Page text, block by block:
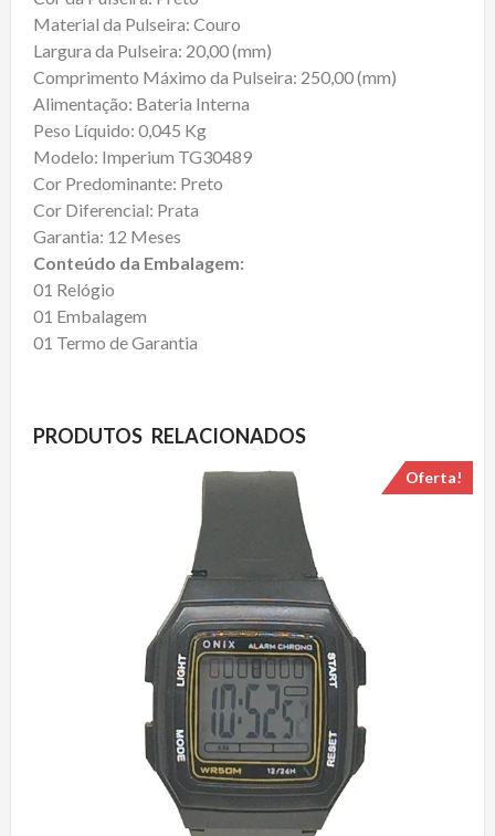
Material da Pulseira: Couro
Largura da Pulseira: 20,00 (mm)
Comprimento Máximo da Pulseira: 250,00 (mm)
Alimentação: Bateria Interna
Peso Líquido: 0,045 Kg
Modelo: Imperium TG30489
Cor Predominante: Preto
Cor Diferencial: Prata
Garantia: 12 Meses
Conteúdo da Embalagem:
01 Relógio
01 Embalagem
01 Termo de Garantia
PRODUTOS RELACIONADOS
Oferta!